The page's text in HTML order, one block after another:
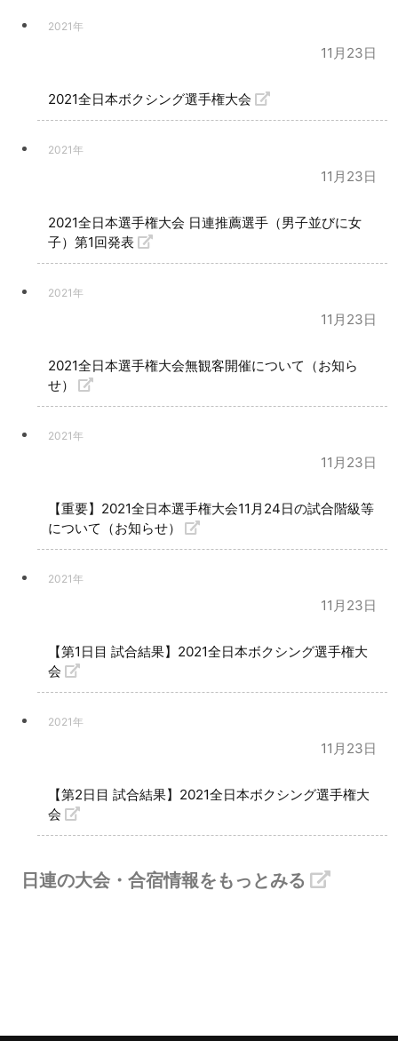
2021年
11月23日
2021全日本ボクシング選手権大会
2021年
11月23日
2021全日本選手権大会 日連推薦選手（男子並びに女
子）第1回発表
2021年
11月23日
2021全日本選手権大会無観客開催について（お知ら
せ）
2021年
11月23日
【重要】2021全日本選手権大会11月24日の試合階級等
について（お知らせ）
2021年
11月23日
【第1日目 試合結果】2021全日本ボクシング選手権大
会
2021年
11月23日
【第2日目 試合結果】2021全日本ボクシング選手権大
会
日連の大会・合宿情報をもっとみる